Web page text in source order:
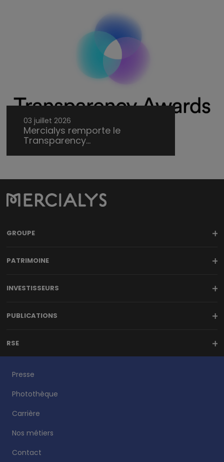
03 juillet 2026
Mercialys remporte le
Transparency...
GROUPE
PATRIMOINE
INVESTISSEURS
PUBLICATIONS
RSE
Presse
Photothèque
Carrière
Nos métiers
Contact